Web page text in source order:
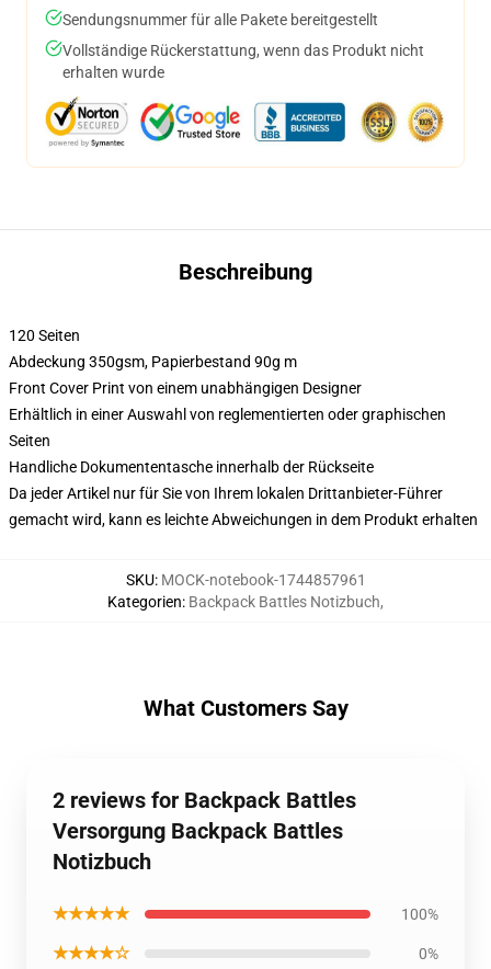
Sendungsnummer für alle Pakete bereitgestellt
Vollständige Rückerstattung, wenn das Produkt nicht
erhalten wurde
Beschreibung
120 Seiten
Abdeckung 350gsm, Papierbestand 90g m
Front Cover Print von einem unabhängigen Designer
Erhältlich in einer Auswahl von reglementierten oder graphischen
Seiten
Handliche Dokumententasche innerhalb der Rückseite
Da jeder Artikel nur für Sie von Ihrem lokalen Drittanbieter-Führer
gemacht wird, kann es leichte Abweichungen in dem Produkt erhalten
SKU: MOCK-notebook-1744857961
Kategorien: Backpack Battles Notizbuch,
What Customers Say
2 reviews for Backpack Battles
Versorgung Backpack Battles
Notizbuch
★★★★★ 100%
★★★★☆ 0%